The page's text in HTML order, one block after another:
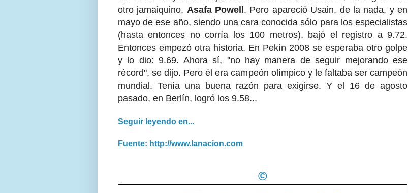
otro jamaiquino, Asafa Powell . Pero apareció Usain, de la nada, y en
mayo de ese año, siendo una cara conocida sólo para los especialistas
(hasta entonces no corría los 100 metros), bajó el registro a 9.72.
Entonces empezó otra historia. En Pekín 2008 se esperaba otro golpe
y lo dio: 9.69. Ahora sí, "no hay manera de seguir mejorando ese
récord", se dijo. Pero él era campeón olímpico y le faltaba ser campeón
mundial. Tenía una buena razón para exigirse. Y el 16 de agosto
pasado, en Berlín, logró los 9.58...
Seguir leyendo en...
Fuente: http://www.lanacion.com
©